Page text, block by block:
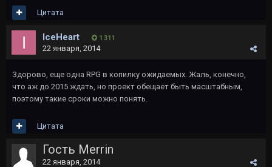
Цитата
IceHeart 1 311
22 января, 2014
Здорово, еще одна RPG в копилку ожидаемых. Жаль, конечно,
что аж до 2015 ждать, но проект обещает быть масштабным,
поэтому такие сроки можно понять.
Цитата
Гость Merrin
22 января, 2014